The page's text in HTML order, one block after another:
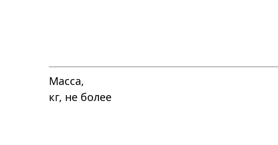
Масса,
кг, не более